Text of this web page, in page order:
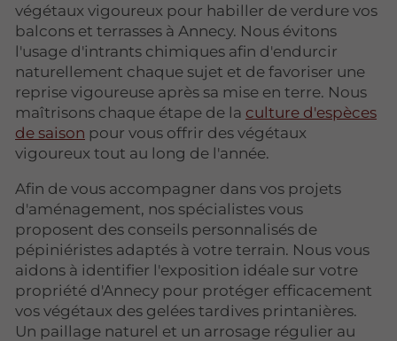
végétaux vigoureux pour habiller de verdure vos
balcons et terrasses à Annecy. Nous évitons
l'usage d'intrants chimiques afin d'endurcir
naturellement chaque sujet et de favoriser une
reprise vigoureuse après sa mise en terre. Nous
maîtrisons chaque étape de la culture d'espèces
de saison pour vous offrir des végétaux
vigoureux tout au long de l'année.
Afin de vous accompagner dans vos projets
d'aménagement, nos spécialistes vous
proposent des conseils personnalisés de
pépiniéristes adaptés à votre terrain. Nous vous
aidons à identifier l'exposition idéale sur votre
propriété d'Annecy pour protéger efficacement
vos végétaux des gelées tardives printanières.
Un paillage naturel et un arrosage régulier au